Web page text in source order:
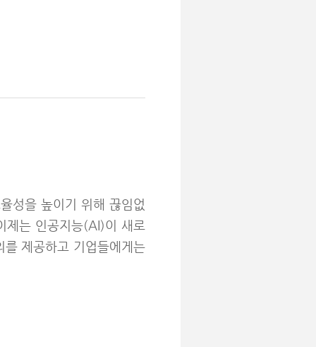
성을 높이기 위해 끊임없
제는 인공지능(AI)이 새로
제공하고 기업들에게는